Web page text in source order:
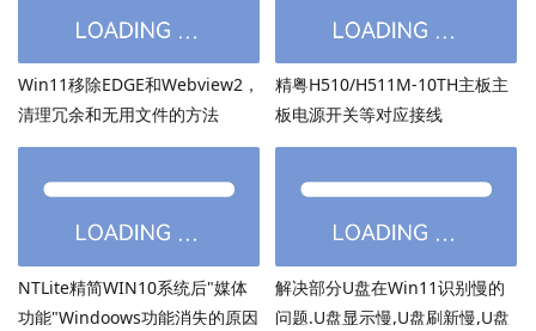
Win11移除EDGE和Webview2，
清理冗余和无用文件的方法
精粤H510/H511M-10TH主板主
板电源开关等对应接线
NTLite精简WIN10系统后"媒体
功能"Windoows功能消失的原因
解决部分U盘在Win11识别慢的
问题.U盘显示慢,U盘刷新慢,U盘